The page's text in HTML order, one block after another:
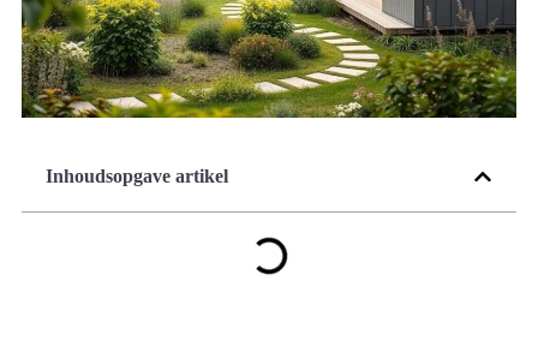
Inhoudsopgave artikel